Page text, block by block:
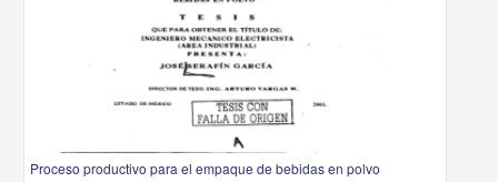
Proceso productivo para el empaque de bebidas en polvo